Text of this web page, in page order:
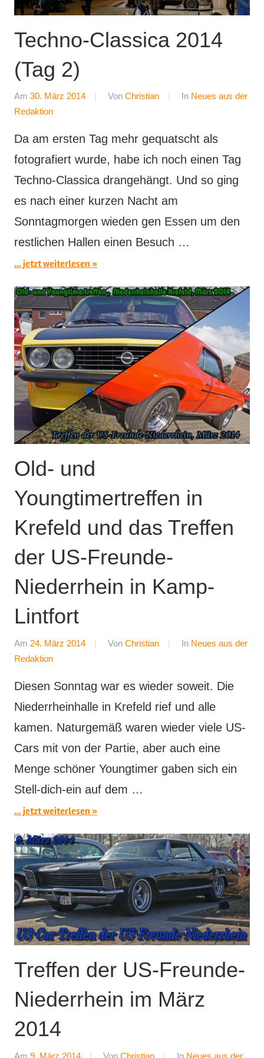
Techno-Classica 2014
(Tag 2)
Am 30. März 2014 Von Christian In Neues aus der
Redaktion
Da am ersten Tag mehr gequatscht als
fotografiert wurde, habe ich noch einen Tag
Techno-Classica drangehängt. Und so ging
es nach einer kurzen Nacht am
Sonntagmorgen wieden gen Essen um den
restlichen Hallen einen Besuch …
... jetzt weiterlesen
Old- und
Youngtimertreffen in
Krefeld und das Treffen
der US-Freunde-
Niederrhein in Kamp-
Lintfort
Am 24. März 2014 Von Christian In Neues aus der
Redaktion
Diesen Sonntag war es wieder soweit. Die
Niederrheinhalle in Krefeld rief und alle
kamen. Naturgemäß waren wieder viele US-
Cars mit von der Partie, aber auch eine
Menge schöner Youngtimer gaben sich ein
Stell-dich-ein auf dem …
... jetzt weiterlesen
Treffen der US-Freunde-
Niederrhein im März
2014
Am 9. März 2014 Von Christian In Neues aus der